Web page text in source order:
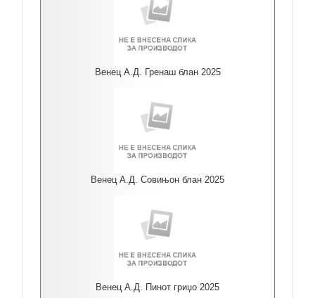
Венец А.Д. Гренаш блан 2025
Венец А.Д. Совињон блан 2025
Венец А.Д. Пинот гриџо 2025